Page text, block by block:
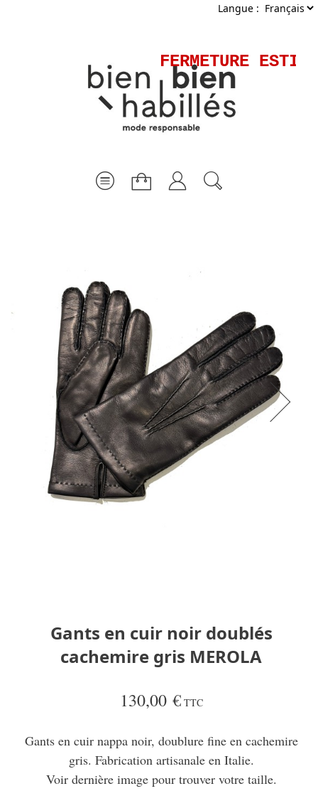
Langue :
FERMETURE
Gants en cuir noir doublés
cachemire gris MEROLA
130,00 € TTC
Gants en cuir nappa noir, doublure fine en cachemire
gris. Fabrication artisanale en Italie.
Voir dernière image pour trouver votre taille.